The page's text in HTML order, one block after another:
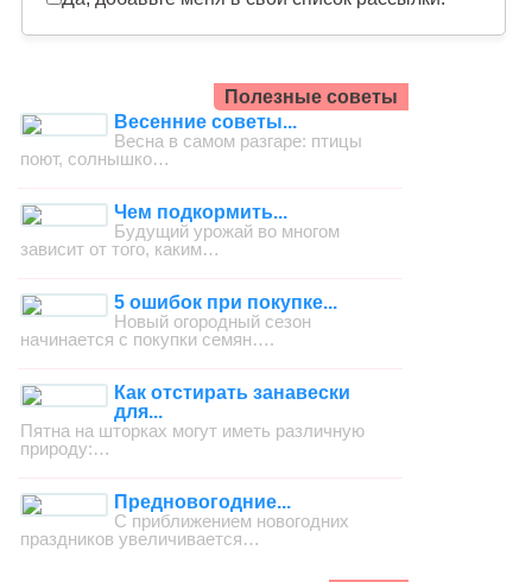
Полезные советы
Весенние советы...
Весна в самом разгаре: птицы
поют, солнышко…
Чем подкормить...
Будущий урожай во многом
зависит от того, каким…
5 ошибок при покупке...
Новый огородный сезон
начинается с покупки семян….
Как отстирать занавески
для...
Пятна на шторках могут иметь различную
природу:…
Предновогодние...
С приближением новогодних
праздников увеличивается…